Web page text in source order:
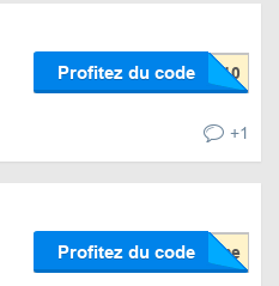
Profitez du code
+1
Profitez du code